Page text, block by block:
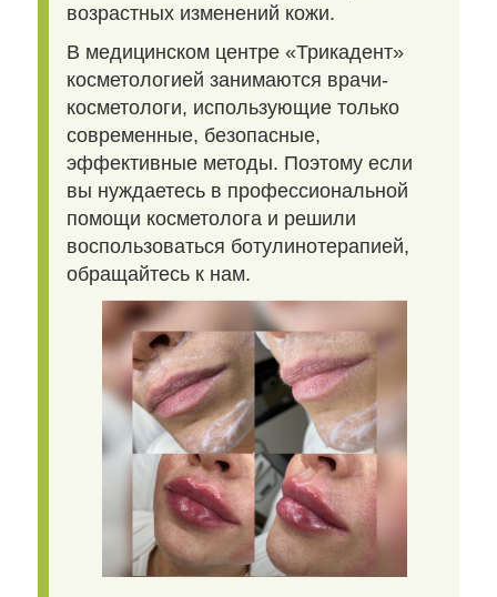
возрастных изменений кожи.
В медицинском центре «Трикадент»
косметологией занимаются врачи-
косметологи, использующие только
современные, безопасные,
эффективные методы. Поэтому если
вы нуждаетесь в профессиональной
помощи косметолога и решили
воспользоваться ботулинотерапией,
обращайтесь к нам.